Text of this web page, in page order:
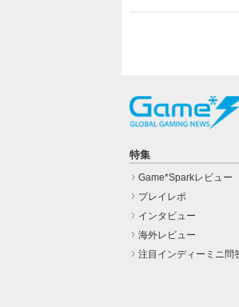
特集
Game*Sparkレビュー
プレイレポ
インタビュー
海外レビュー
注目インディーミニ問